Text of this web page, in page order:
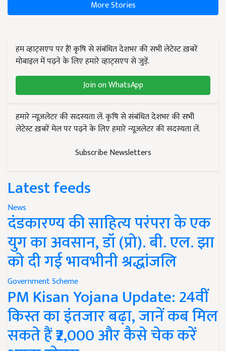
More Stories
हम व्हाट्सएप पर हैं! कृषि से संबंधित देशभर की सभी लेटेस्ट ख़बरें
मोबाइल में पढ़ने के लिए हमारे व्हाट्सएप से जुड़ें.
Join on WhatsApp
हमारे न्यूज़लेटर की सदस्यता लें. कृषि से संबंधित देशभर की सभी
लेटेस्ट ख़बरें मेल पर पढ़ने के लिए हमारे न्यूज़लेटर की सदस्यता लें.
Subscribe Newsletters
Latest feeds
News
दंडकारण्य की साहित्य परंपरा के एक
युग का अवसान, डॉ (प्रो). बी. एल. झा
को दी गई भावभीनी श्रद्धांजलि
Government Scheme
PM Kisan Yojana Update: 24वीं
किस्त का इंतजार बढ़ा, जानें कब मिल
सकते हैं ₹2,000 और कैसे चेक करें